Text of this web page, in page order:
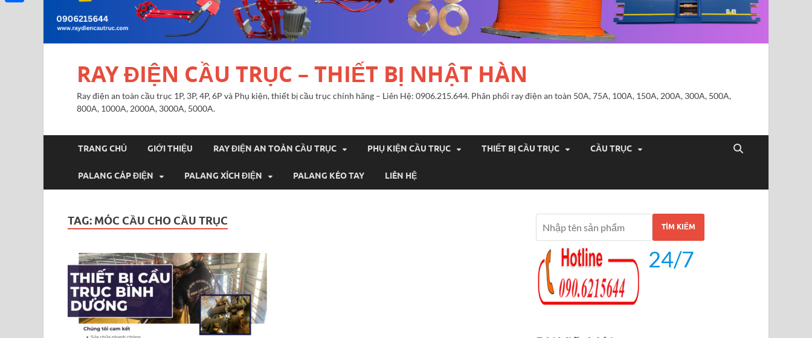
RAY ĐIỆN CẦU TRỤC – THIẾT BỊ NHẬT HÀN
Ray điện an toàn cầu trục 1P, 3P, 4P, 6P và Phụ kiện, thiết bị cầu trục chính hãng – Liên Hệ: 0906.215.644. Phân phối ray điện an toàn 50A, 75A, 100A, 150A, 200A, 300A, 500A,
800A, 1000A, 2000A, 3000A, 5000A.
TRANG CHỦ GIỚI THIỆU RAY ĐIỆN AN TOÀN CẦU TRỤC PHỤ KIỆN CẦU TRỤC THIẾT BỊ CẦU TRỤC CẦU TRỤC
PALANG CÁP ĐIỆN PALANG XÍCH ĐIỆN PALANG KÉO TAY LIÊN HỆ
TAG: MÓC CẦU CHO CẦU TRỤC TÌM KIẾM
24/7